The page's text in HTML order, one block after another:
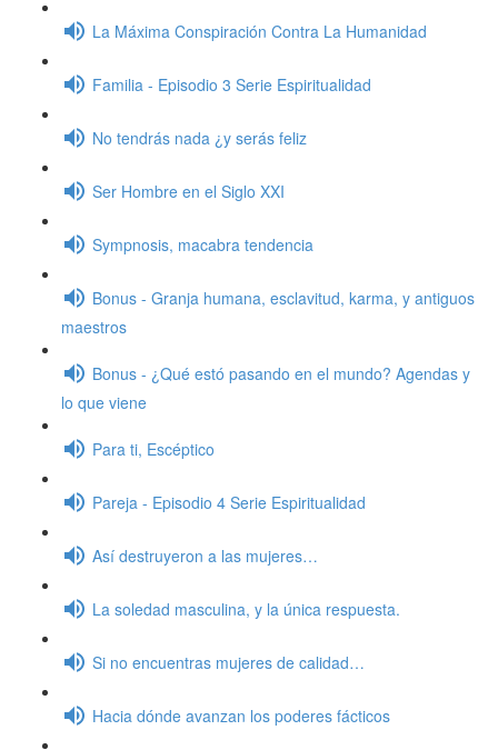
La Máxima Conspiración Contra La Humanidad
Familia - Episodio 3 Serie Espiritualidad
No tendrás nada ¿y serás feliz
Ser Hombre en el Siglo XXI
Sympnosis, macabra tendencia
Bonus - Granja humana, esclavitud, karma, y antiguos
maestros
Bonus - ¿Qué estó pasando en el mundo? Agendas y
lo que viene
Para ti, Escéptico
Pareja - Episodio 4 Serie Espiritualidad
Así destruyeron a las mujeres…
La soledad masculina, y la única respuesta.
Si no encuentras mujeres de calidad…
Hacia dónde avanzan los poderes fácticos